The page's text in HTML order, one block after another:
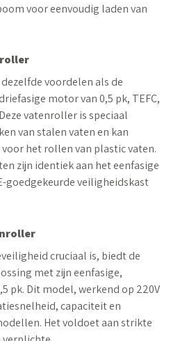
voor eenvoudig laden van
voordelen als de
motor van 0,5 pk, TEFC,
vatenroller is speciaal
van stalen vaten en kan
het rollen van plastic vaten.
zijn identiek aan het eenfasige
goedgekeurde veiligheidskast
cruciaal is, biedt de
met zijn eenfasige,
pk. Dit model, werkend op 220V
capaciteit en
Het voldoet aan strikte